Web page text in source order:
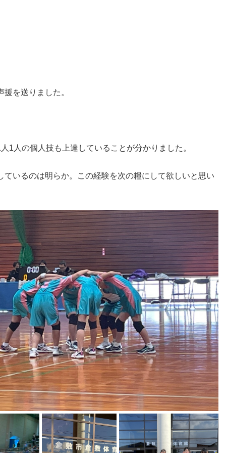
を送りました。
1人の個人技も上達していることが分かりました。
いるのは明らか。この経験を次の糧にして欲しいと思い